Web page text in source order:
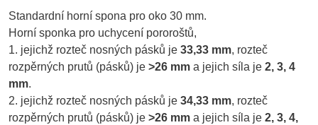
Standardní horní spona pro oko 30 mm.
Horní sponka pro uchycení pororoštů,
1. jejichž rozteč nosných pásků je 33,33 mm, rozteč
rozpěrných prutů (pásků) je >26 mm a jejich síla je 2, 3, 4
mm.
2. jejichž rozteč nosných pásků je 34,33 mm, rozteč
rozpěrných prutů (pásků) je >26 mm a jejich síla je 2, 3, 4,